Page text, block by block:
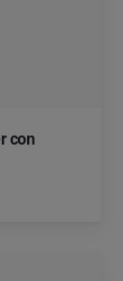
con